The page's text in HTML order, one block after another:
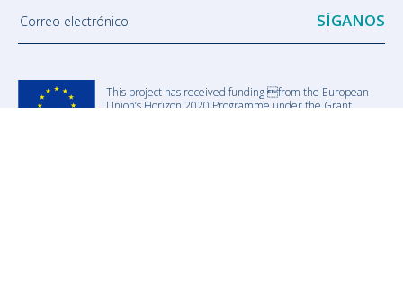
Correo electrónico
This project has received funding from the European
Union’s Horizon 2020 Programme under the Grant